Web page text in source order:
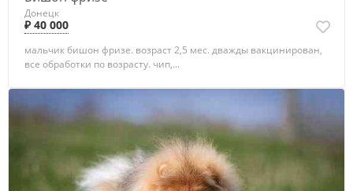
Донецк
₽ 40 000
мальчик бишон фризе. возраст 2,5 мес. дважды вакцинирован,
все обработки по возрасту. чип,...